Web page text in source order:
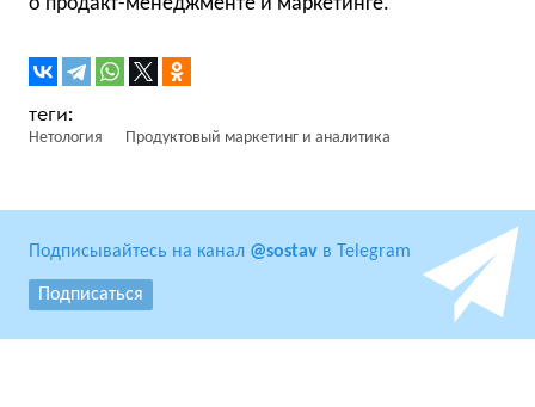
Нетология Продуктовый маркетинг и аналитика
Подписывайтесь на канал @sostav в Telegram
Подписаться